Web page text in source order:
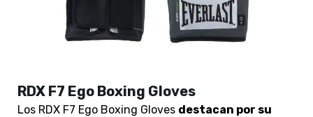
RDX F7 Ego Boxing Gloves
Los RDX F7 Ego Boxing Gloves destacan por su